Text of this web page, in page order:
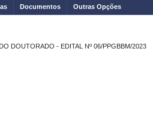
Documentos Outras Opções
DOUTORADO - EDITAL Nº 06/PPGBBM/2023